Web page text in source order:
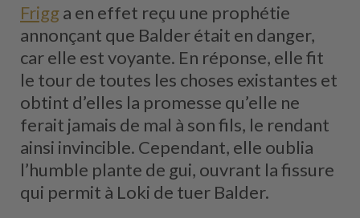
Frigga en effet reçu une prophétie
annonçant que Balder était en danger,
car elle est voyante. En réponse, elle fit
le tour de toutes les choses existantes et
obtint d’elles la promesse qu’elle ne
ferait jamais de mal à son fils, le rendant
ainsi invincible. Cependant, elle oublia
l’humble plante de gui, ouvrant la fissure
qui permit à Loki de tuer Balder.